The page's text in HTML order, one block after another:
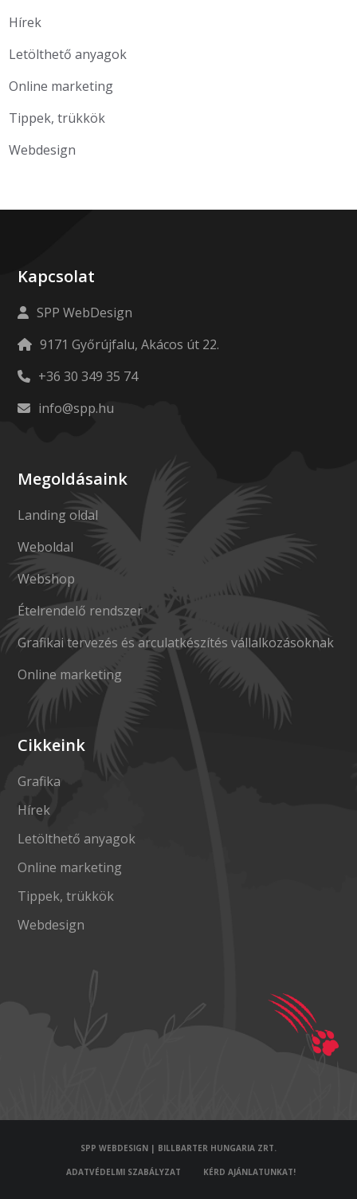
Hírek
Letölthető anyagok
Online marketing
Tippek, trükkök
Webdesign
Kapcsolat
SPP WebDesign
9171 Győrújfalu, Akácos út 22.
+36 30 349 35 74
info@spp.hu
Megoldásaink
Landing oldal
Weboldal
Webshop
Ételrendelő rendszer
Grafikai tervezés és arculatkészítés vállalkozásoknak
Online marketing
Cikkeink
Grafika
Hírek
Letölthető anyagok
Online marketing
Tippek, trükkök
Webdesign
SPP WEBDESIGN | BILLBARTER HUNGARIA ZRT.
ADATVÉDELMI SZABÁLYZAT KÉRD AJÁNLATUNKAT!